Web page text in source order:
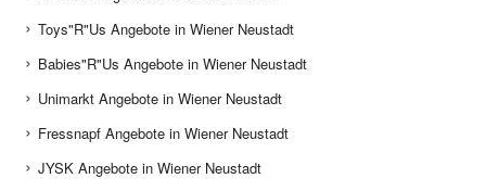
Toys"R"Us Angebote in Wiener Neustadt
Babies"R"Us Angebote in Wiener Neustadt
Unimarkt Angebote in Wiener Neustadt
Fressnapf Angebote in Wiener Neustadt
JYSK Angebote in Wiener Neustadt